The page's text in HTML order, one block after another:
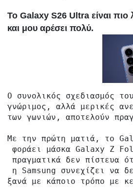
Το Galaxy S26 Ultra είναι
και μου αρέσει πολύ.
Ο συνολικός σχεδιασμός
γνώριμος, αλλά μερικές
των γωνιών, αποτελούν
Με την πρώτη ματιά, το
φοράει μάσκα Galaxy Z
πραγματικά δεν πίστευα
η Samsung συνεχίζει να
ξανά με κάποιο τρόπο με